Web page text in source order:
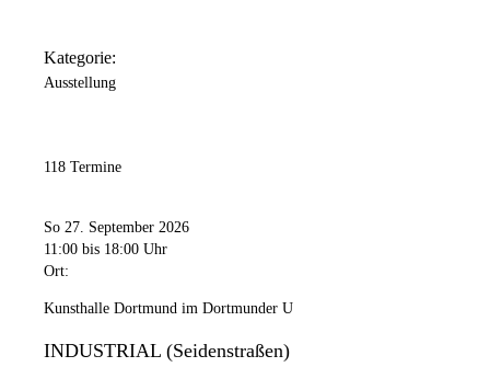
Kategorie:
Ausstellung
118 Termine
So 27. September 2026
11:00 bis 18:00 Uhr
Ort:
Kunsthalle Dortmund im Dortmunder U
INDUSTRIAL (Seidenstraßen)